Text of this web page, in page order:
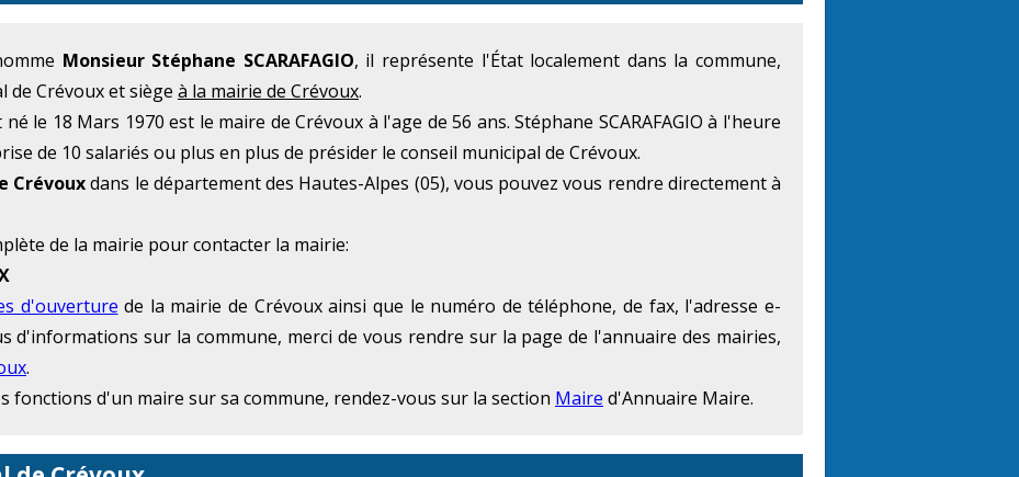
Monsieur Stéphane SCARAFAGIO, il représente l'État localement dans la commune,
de Crévoux et siège à la mairie de Crévoux.
né le 18 Mars 1970 est le maire de Crévoux à l'age de 56 ans. Stéphane SCARAFAGIO à l'heure
de 10 salariés ou plus en plus de présider le conseil municipal de Crévoux.
Crévouxdans le département des Hautes-Alpes (05), vous pouvez vous rendre directement à
de la mairie pour contacter la mairie:
d'ouverture de la mairie de Crévoux ainsi que le numéro de téléphone, de fax, l'adresse e-
d'informations sur la commune, merci de vous rendre sur la page de l'annuaire des mairies,
.
fonctions d'un maire sur sa commune, rendez-vous sur la section Maire d'Annuaire Maire.